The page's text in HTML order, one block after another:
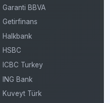
Garanti BBVA
Getirfinans
Halkbank
HSBC
ICBC Turkey
ING Bank
Kuveyt Türk